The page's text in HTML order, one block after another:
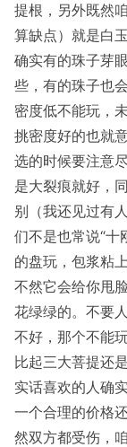
提根，另外既然
算缺点）就是白
确实有的珠子芽
些，有的珠子也
密度低不能玩，
挑密度好的也就
选的时候要注意
是大裂痕就好，
别（我还见过有
们不是也常说“十
的盘玩，包浆粘
不然它会给你甩
花绿绿的。不要
不好，那个不能
比起三大菩提还
实话喜欢的人确
一个合理的价格
然双方都受伤，